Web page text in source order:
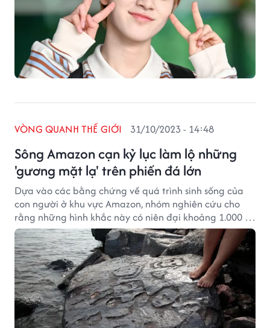
Sông Amazon cạn kỷ lục làm lộ những
'gương mặt lạ' trên phiến đá lớn
VÒNG QUANH THẾ GIỚI 31/10/2023 - 14:48
Dựa vào các bằng chứng về quá trình sinh sống của
con người ở khu vực Amazon, nhóm nghiên cứu cho
rằng những hình khắc này có niên đại khoảng 1.000 –
2.000 năm tuổi.